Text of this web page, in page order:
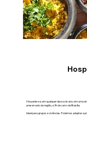
Hospede-se, em qualquer época do ano, em uma
preservado da região, a 3h de carro de Brasília.
Ideal para grupos e vivências. Podemos adaptar a